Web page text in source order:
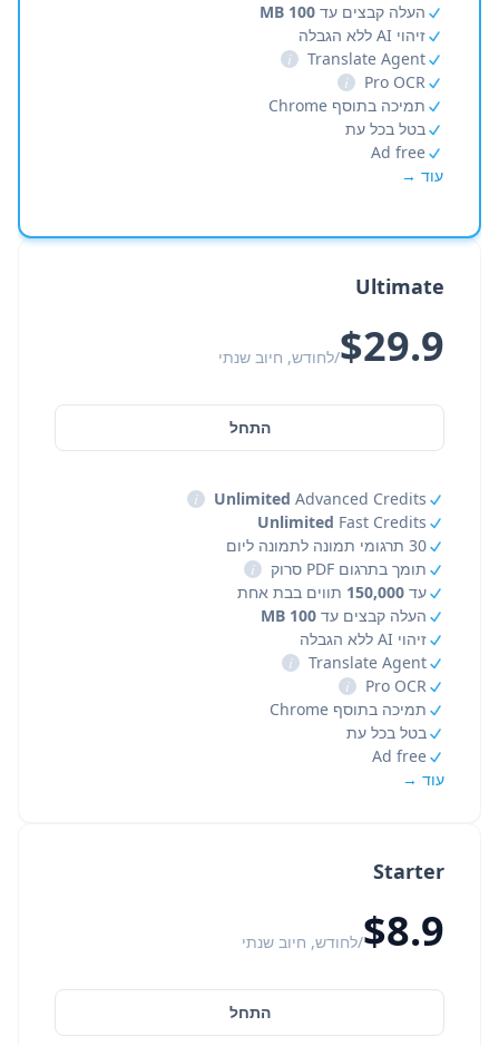
Starter
$8.9/לחודש, חיוב שנתי
התחל
העלה קבצים עד 100 MB
זיהוי AI ללא הגבלה
Translate Agent
i
Pro OCR
i
תמיכה בתוסף Chrome
בטל בכל עת
Ad free
עוד →
Ultimate
$29.9/לחודש, חיוב שנתי
התחל
Unlimited Advanced Credits
i
Unlimited Fast Credits
30 תרגומי תמונה לתמונה ליום
תומך בתרגום PDF סרוק
i
עד 150,000 תווים בבת אחת
העלה קבצים עד 100 MB
זיהוי AI ללא הגבלה
Translate Agent
i
Pro OCR
i
תמיכה בתוסף Chrome
בטל בכל עת
Ad free
עוד →